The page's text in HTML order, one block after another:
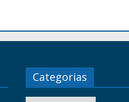
Categorias